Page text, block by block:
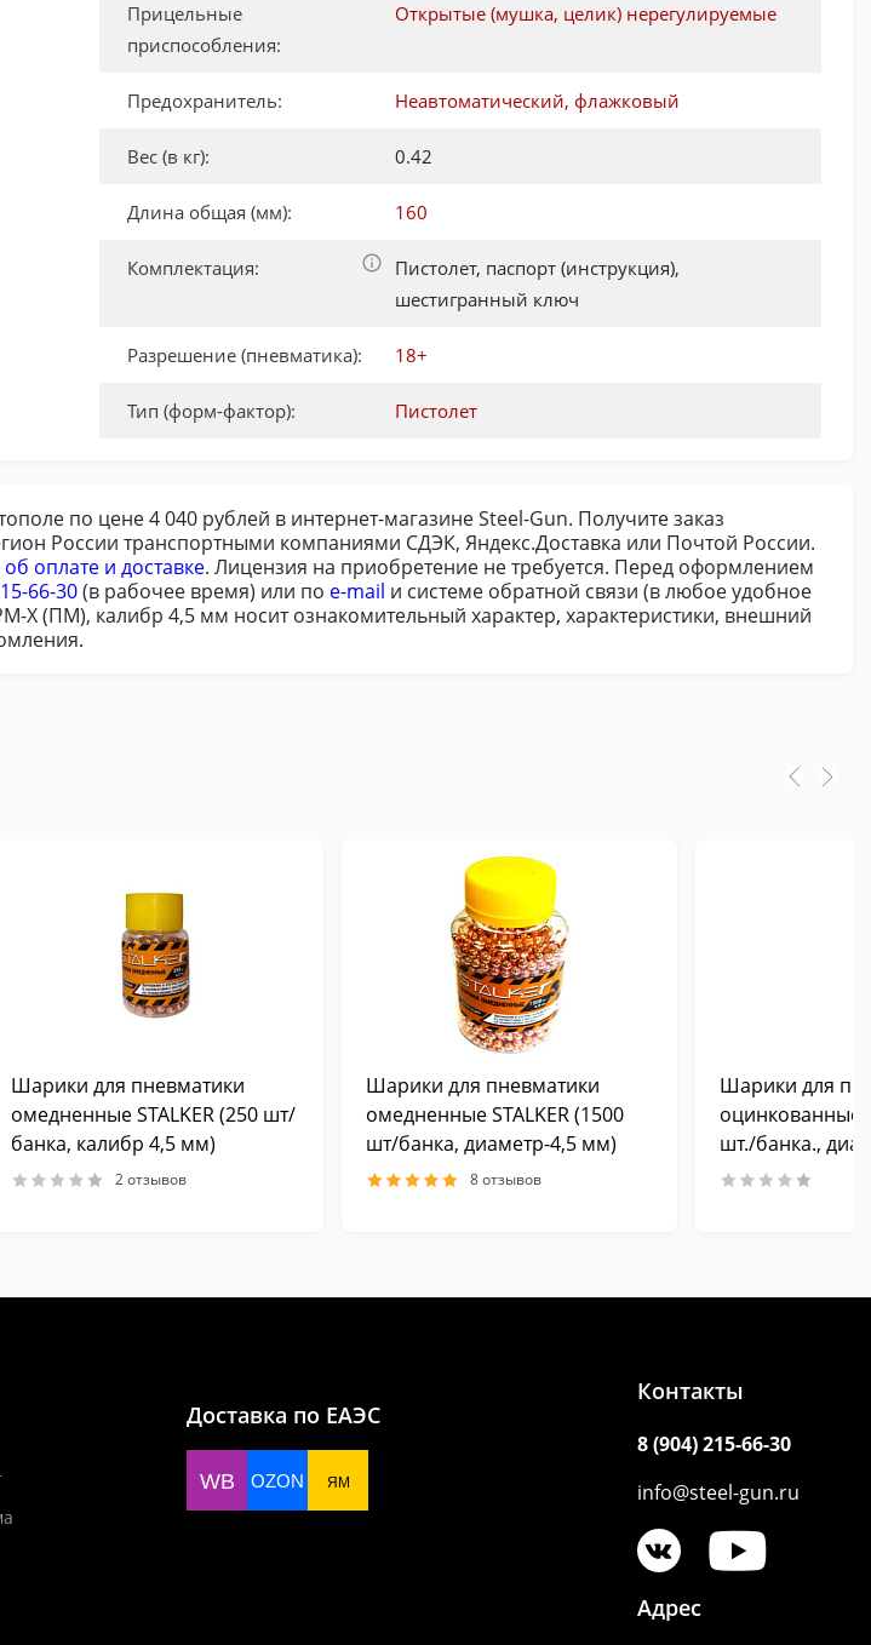
Прицельные
приспособления:
Открытые (мушка, целик) нерегулируемые
Предохранитель: Неавтоматический, флажковый
Вес (в кг): 0.42
Длина общая (мм): 160
Комплектация:
Пистолет, паспорт (инструкция),
шестигранный ключ
Разрешение (пневматика): 18+
Тип (форм-фактор): Пистолет
по цене 4 040 рублей в интернет-магазине Steel-Gun. Получите заказ
России транспортными компаниями СДЭК, Яндекс.Доставка или Почтой России.
оплате и доставке. Лицензия на приобретение не требуется. Перед оформлением
66-30(в рабочее время) или по e-mail и системе обратной связи (в любое удобное
X (ПМ), калибр 4,5 мм носит ознакомительный характер, характеристики, внешний
Шарики для пневматики
омедненные STALKER (250 шт/
банка, калибр 4,5 мм)
2 отзывов
Шарики для пневматики
омедненные STALKER (1500
шт/банка, диаметр-4,5 мм)
8 отзывов
Шарики для
оцинкованные
шт./банка.,
Доставка по ЕАЭС
WB OZON ЯМ
Контакты
8 (904) 215-66-30
info@steel-gun.ru
Адрес